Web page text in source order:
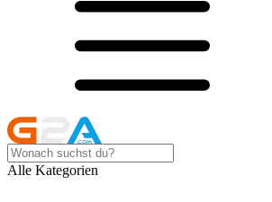
Alle Kategorien